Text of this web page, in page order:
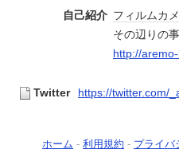
自己紹介 フィルムカ
その辺りの
http://
Twitter https://twitter.com/
ホーム - 利用規約 - プライバ